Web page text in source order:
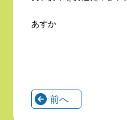
あすか
前へ